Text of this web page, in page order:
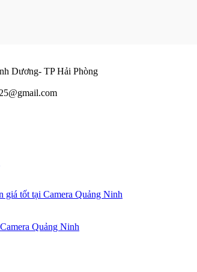
Dương- TP Hải Phòng
giá tốt tại Camera Quảng Ninh
Quảng Ninh